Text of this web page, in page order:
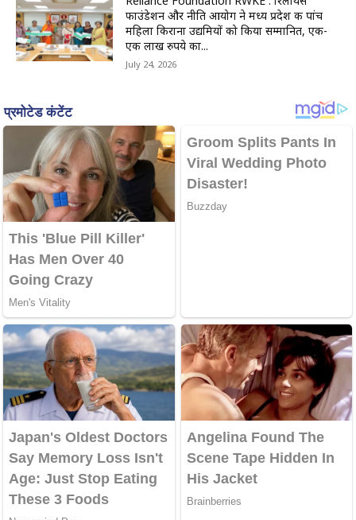
फाउंडेशन और नीति आयोग ने मध्य प्रदेश की पांच
महिला किराना उद्यमियों को किया सम्मानित, एक-
एक लाख रुपये का...
July 24, 2026